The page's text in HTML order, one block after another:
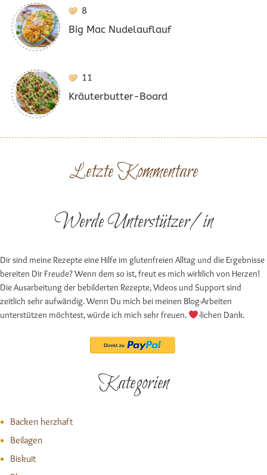
8
Big Mac Nudelauflauf
11
Kräuterbutter-Board
Letzte Kommentare
Werde Unterstützer/in
Dir sind meine Rezepte eine Hilfe im glutenfreien Alltag und die Ergebnisse
bereiten Dir Freude? Wenn dem so ist, freut es mich wirklich von Herzen!
Die Ausarbeitung der bebilderten Rezepte, Videos und Support sind
zeitlich sehr aufwändig. Wenn Du mich bei meinen Blog-Arbeiten
unterstützen möchtest, würde ich mich sehr freuen.
-lichen Dank.
Kategorien
Backen herzhaft
Beilagen
Biskuit